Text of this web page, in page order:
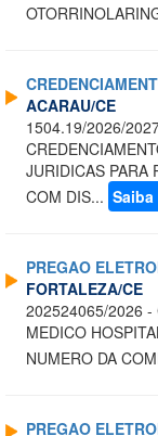
ACARAU/CE
1504.19/2026/
JURIDICAS PARA
COM DIS...
PREGAO
FORTALEZA/CE
202524065/2026 -
MEDICO
NUMERO DA
PREGAO